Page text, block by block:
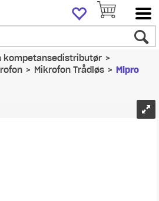
kompetansedistributør>
>Mikrofon Trådløs>Mipro